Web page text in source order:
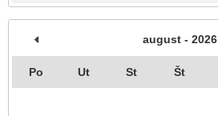
august - 2026
Po Ut St Št